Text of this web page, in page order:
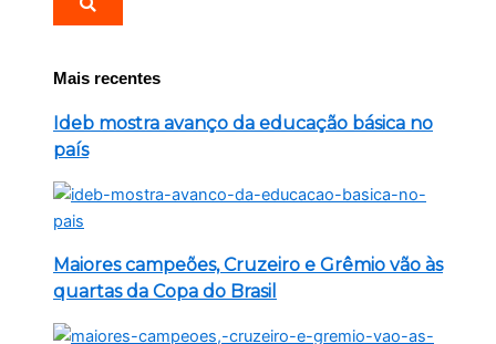
Mais recentes
Ideb mostra avanço da educação básica no
país
Maiores campeões, Cruzeiro e Grêmio vão às
quartas da Copa do Brasil